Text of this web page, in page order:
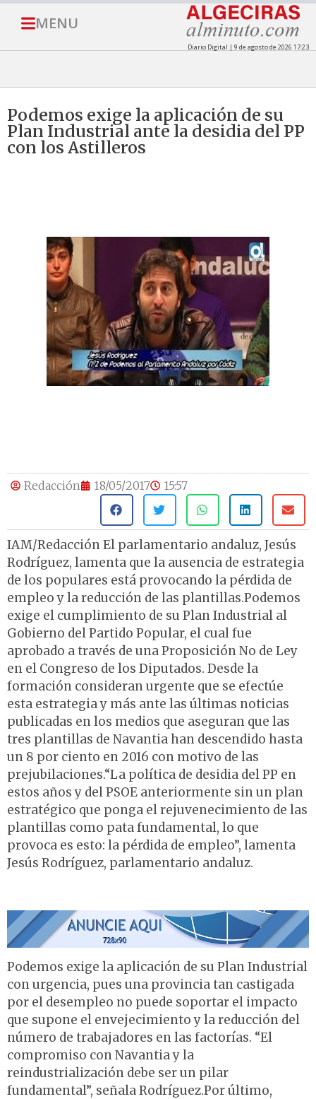
MENU
Diario Digital | 9 de agosto de 2026 17:23
Podemos exige la aplicación de su
Plan Industrial ante la desidia del PP
con los Astilleros
Redacción 18/05/2017 15:57
IAM/Redacción El parlamentario andaluz, Jesús
Rodríguez, lamenta que la ausencia de estrategia
de los populares está provocando la pérdida de
empleo y la reducción de las plantillas.Podemos
exige el cumplimiento de su Plan Industrial al
Gobierno del Partido Popular, el cual fue
aprobado a través de una Proposición No de Ley
en el Congreso de los Diputados. Desde la
formación consideran urgente que se efectúe
esta estrategia y más ante las últimas noticias
publicadas en los medios que aseguran que las
tres plantillas de Navantia han descendido hasta
un 8 por ciento en 2016 con motivo de las
prejubilaciones.“La política de desidia del PP en
estos años y del PSOE anteriormente sin un plan
estratégico que ponga el rejuvenecimiento de las
plantillas como pata fundamental, lo que
provoca es esto: la pérdida de empleo”, lamenta
Jesús Rodríguez, parlamentario andaluz.
Podemos exige la aplicación de su Plan Industrial
con urgencia, pues una provincia tan castigada
por el desempleo no puede soportar el impacto
que supone el envejecimiento y la reducción del
número de trabajadores en las factorías. “El
compromiso con Navantia y la
reindustrialización debe ser un pilar
fundamental”, señala Rodríguez.Por último,